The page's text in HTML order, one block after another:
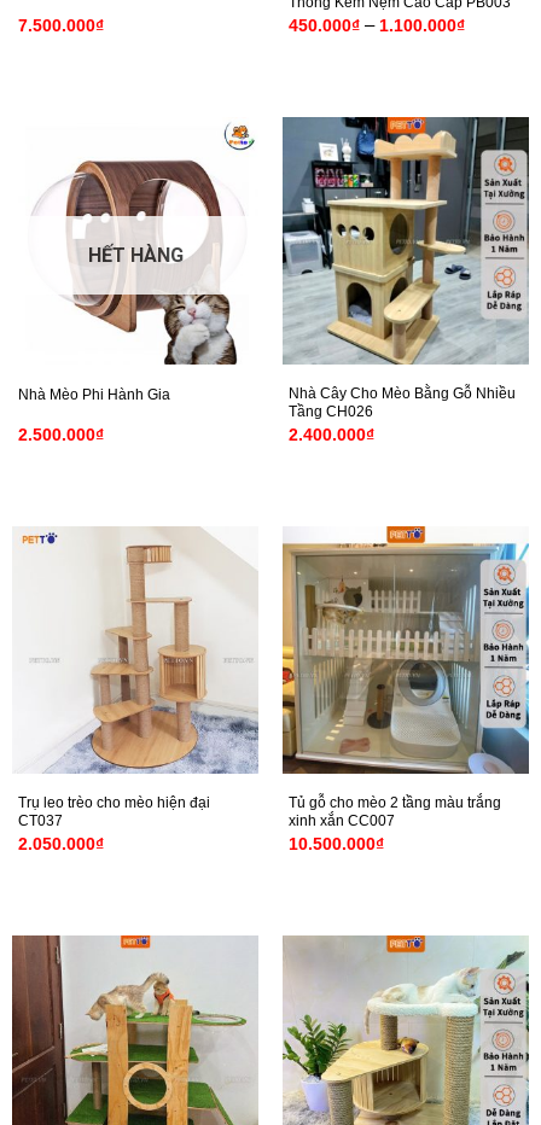
7.500.000₫ 450.000₫ – 1.100.000₫Khoảng
HẾT HÀNG
Nhà Mèo Phi Hành Gia
2.500.000₫
Nhà Cây Cho Mèo Bằng Gỗ Nhiều
Tầng CH026
2.400.000₫
Trụ leo trèo cho mèo hiện đại
CT037
2.050.000₫
Tủ gỗ cho mèo 2 tầng màu trắng
xinh xắn CC007
10.500.000₫